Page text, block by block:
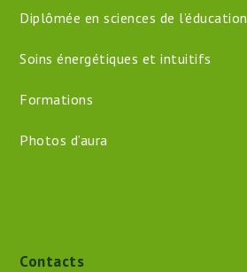
Diplômée en sciences de l’éducation
Soins énergétiques et intuitifs
Formations
Photos d’aura
Contacts